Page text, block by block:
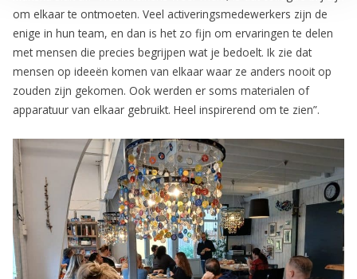
om elkaar te ontmoeten. Veel activeringsmedewerkers zijn de
enige in hun team, en dan is het zo fijn om ervaringen te delen
met mensen die precies begrijpen wat je bedoelt. Ik zie dat
mensen op ideeën komen van elkaar waar ze anders nooit op
zouden zijn gekomen. Ook werden er soms materialen of
apparatuur van elkaar gebruikt. Heel inspirerend om te zien”.